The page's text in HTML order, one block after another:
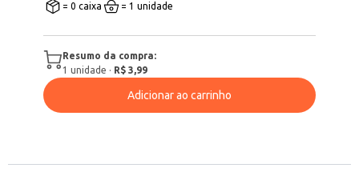
= 0 caixa = 1 unidade
Resumo da compra:
1 unidade · R$ 3,99
Adicionar ao carrinho